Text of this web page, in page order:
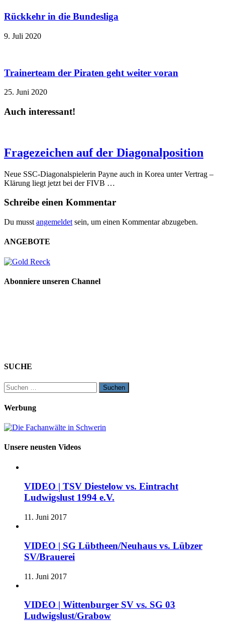
Rückkehr in die Bundesliga
9. Juli 2020
Trainerteam der Piraten geht weiter voran
25. Juni 2020
Auch interessant!
Fragezeichen auf der Diagonalposition
Neue SSC-Diagonalspielerin Payne auch in Korea unter Vertrag –
Klärung liegt jetzt bei der FIVB …
Schreibe einen Kommentar
Du musst angemeldet sein, um einen Kommentar abzugeben.
ANGEBOTE
Abonniere unseren Channel
SUCHE
Suchen
nach:
Werbung
Unsere neusten Videos
VIDEO | TSV Diestelow vs. Eintracht
Ludwigslust 1994 e.V.
11. Juni 2017
VIDEO | SG Lübtheen/Neuhaus vs. Lübzer
SV/Brauerei
11. Juni 2017
VIDEO | Wittenburger SV vs. SG 03
Ludwigslust/Grabow